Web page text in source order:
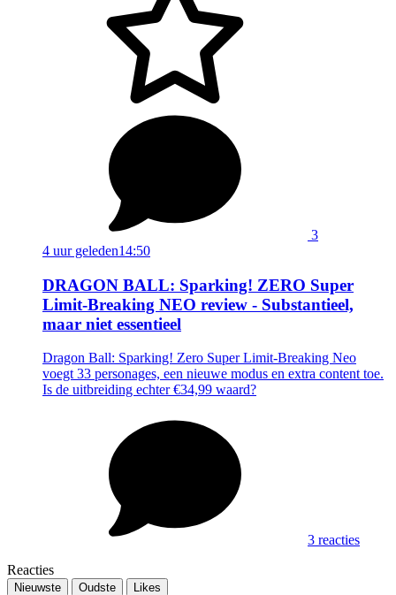
3
4 uur geleden14:50
DRAGON BALL: Sparking! ZERO Super
Limit-Breaking NEO review - Substantieel,
maar niet essentieel
Dragon Ball: Sparking! Zero Super Limit-Breaking Neo
voegt 33 personages, een nieuwe modus en extra content toe.
Is de uitbreiding echter €34,99 waard?
3 reacties
Reacties
Nieuwste Oudste Likes